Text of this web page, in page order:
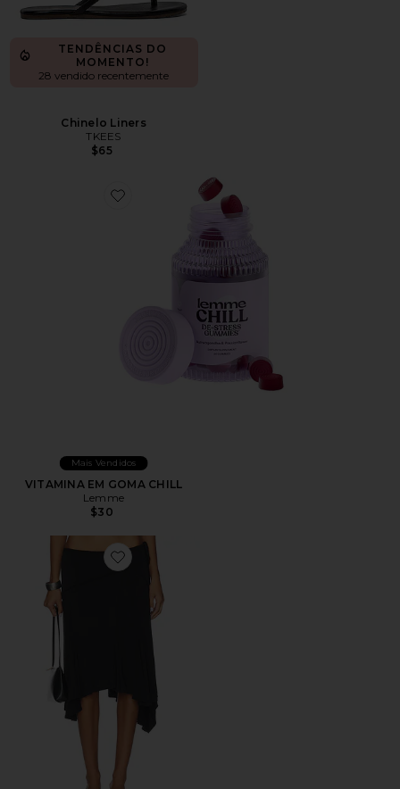
TENDÊNCIAS DO
MOMENTO!
28 vendido recentemente
Chinelo Liners
TKEES
$65
Favorite VITAMINA EM GOMA CHILL
Mais Vendidos
VITAMINA EM GOMA CHILL
Lemme
$30
Favorite Sharni Skirt